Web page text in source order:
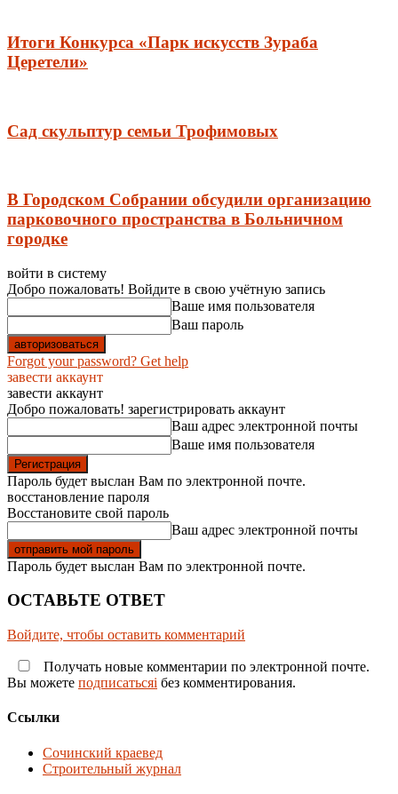
Итоги Конкурса «Парк искусств Зураба
Церетели»
Сад скульптур семьи Трофимовых
В Городском Собрании обсудили организацию
парковочного пространства в Больничном
городке
войти в систему
Добро пожаловать! Войдите в свою учётную запись
Ваше имя пользователя
Ваш пароль
Forgot your password? Get help
завести аккаунт
завести аккаунт
Добро пожаловать! зарегистрировать аккаунт
Ваш адрес электронной почты
Ваше имя пользователя
Пароль будет выслан Вам по электронной почте.
восстановление пароля
Восстановите свой пароль
Ваш адрес электронной почты
Пароль будет выслан Вам по электронной почте.
ОСТАВЬТЕ ОТВЕТ
Войдите, чтобы оставить комментарий
Получать новые комментарии по электронной почте.
Вы можете подписатьсяi без комментирования.
Ссылки
Сочинский краевед
Строительный журнал